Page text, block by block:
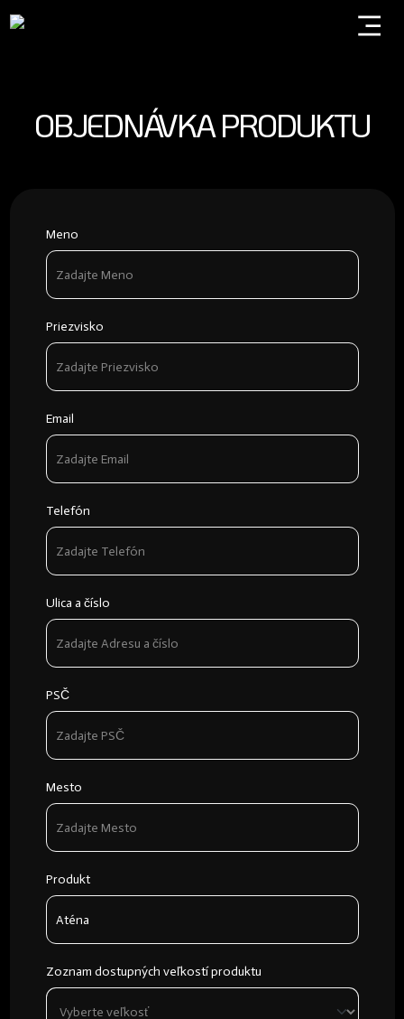
OBJEDNÁVKA PRODUKTU
Meno
Priezvisko
Email
Telefón
Ulica a číslo
PSČ
Mesto
Produkt
Zoznam dostupných veľkostí produktu